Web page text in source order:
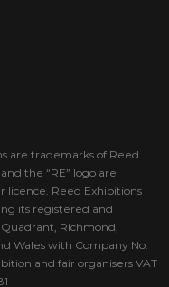
are trademarks of Reed
the “RE” logo are
licence. Reed Exhibitions
its registered and
Richmond,
Wales with Company No.
and fair organisers VAT